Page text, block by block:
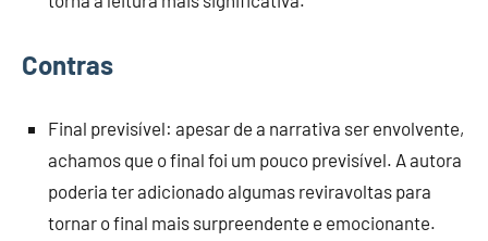
Contras
Final previsível: apesar de a narrativa ser envolvente,
achamos que o final foi um pouco previsível. A autora
poderia ter adicionado algumas reviravoltas para
tornar o final mais surpreendente e emocionante.